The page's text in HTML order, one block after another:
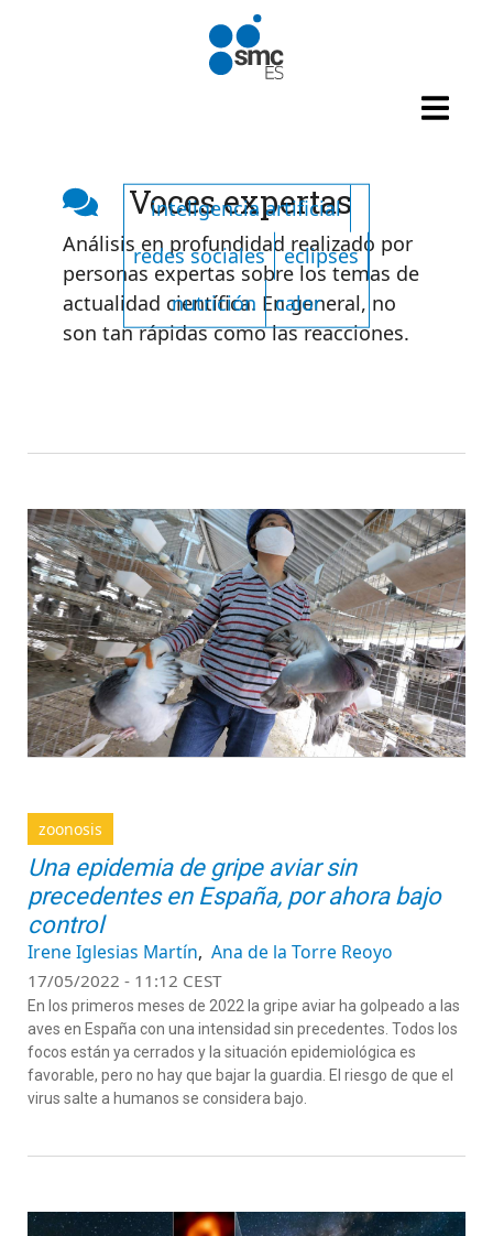
Pasar al contenido principal
Listado de tags
inteligencia artificial
redes sociales
eclipses
nutrición
calor
Voces expertas
Análisis en profundidad realizado por
personas expertas sobre los temas de
actualidad científica. En general, no
son tan rápidas como las reacciones.
zoonosis
Una epidemia de gripe aviar sin
precedentes en España, por ahora bajo
control
Irene Iglesias Martín Ana de la Torre Reoyo
17/05/2022 - 11:12 CEST
En los primeros meses de 2022 la gripe aviar ha golpeado a las
aves en España con una intensidad sin precedentes. Todos los
focos están ya cerrados y la situación epidemiológica es
favorable, pero no hay que bajar la guardia. El riesgo de que el
virus salte a humanos se considera bajo.